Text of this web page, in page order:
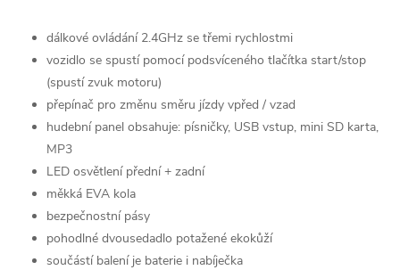
dálkové ovládání 2.4GHz se třemi rychlostmi
vozidlo se spustí pomocí podsvíceného tlačítka start/stop
(spustí zvuk motoru)
přepínač pro změnu směru jízdy vpřed / vzad
hudební panel obsahuje: písničky, USB vstup, mini SD karta,
MP3
LED osvětlení přední + zadní
měkká EVA kola
bezpečnostní pásy
pohodlné dvousedadlo potažené ekokůží
součástí balení je baterie i nabíječka